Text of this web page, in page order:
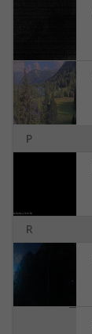
P
R